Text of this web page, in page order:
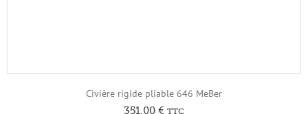
Civière rigide pliable 646 MeBer
351,00 € TTC